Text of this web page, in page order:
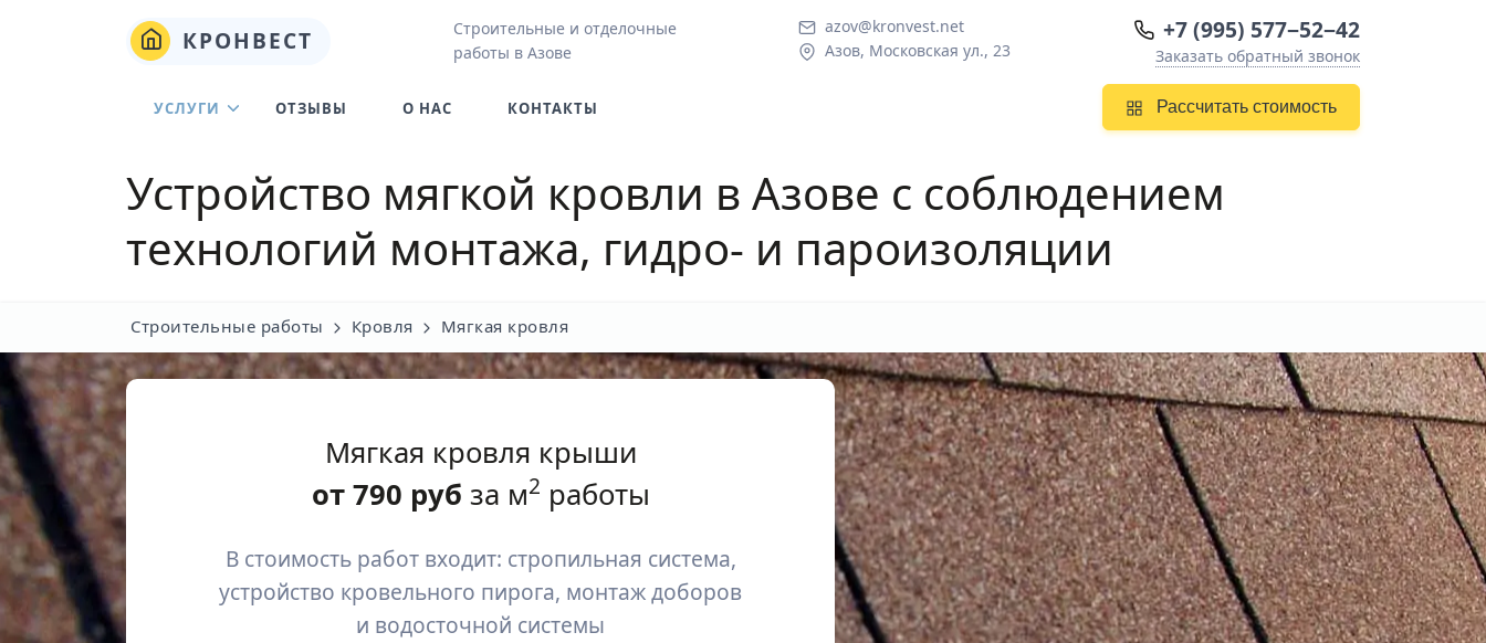
КРОНВЕСТ
Строительные и отделочные
работы в Азове
azov@kronvest.net
Азов, Московская ул., 23
+7 (995) 577−52−42
Заказать обратный звонок
Рассчитать стоимость
УСЛУГИ ОТЗЫВЫ О НАС КОНТАКТЫ
Устройство мягкой кровли в Азове с соблюдением
технологий монтажа, гидро- и пароизоляции
Строительные работы Кровля Мягкая кровля
Мягкая кровля крыши
от 790 руб за м2 работы
В стоимость работ входит: стропильная система,
устройство кровельного пирога, монтаж доборов
и водосточной системы